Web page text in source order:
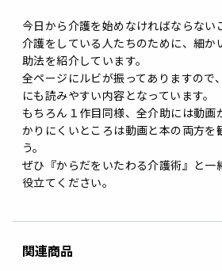
今日から介護を始めなければならない
介護をしている人たちのために、細か
助法を紹介しています。
全ページにルビが振ってありますので
にも読みやすい内容となっています。
もちろん１作目同様、全介助には動画
かりにくいところは動画と本の両方を
う。
ぜひ『からだをいたわる介護術』と一
役立てください。
関連商品